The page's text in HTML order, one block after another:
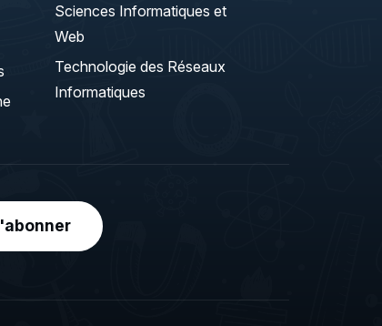
Sciences Informatiques et
Web
Technologie des Réseaux
Informatiques